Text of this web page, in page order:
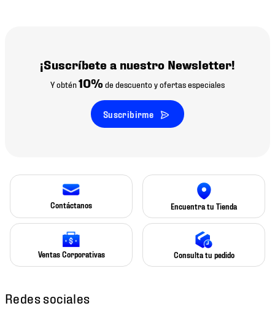
¡Suscríbete a nuestro Newsletter!
Y obtén10% de descuento y ofertas especiales
Suscribirme
Contáctanos Encuentra tu Tienda
Ventas Corporativas Consulta tu pedido
Redes sociales